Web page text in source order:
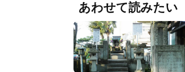
あわせて読みたい